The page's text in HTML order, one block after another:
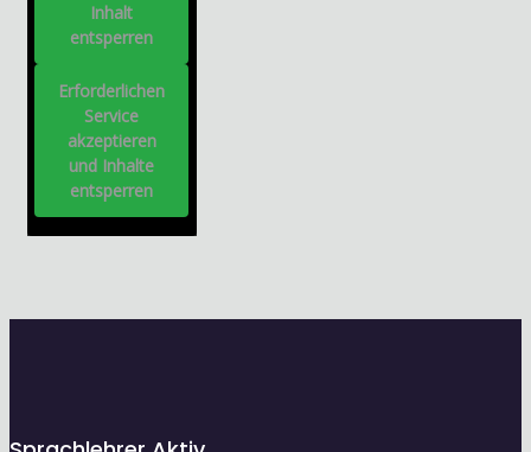
Inhalt
entsperren
Erforderlichen
Service
akzeptieren
und Inhalte
entsperren